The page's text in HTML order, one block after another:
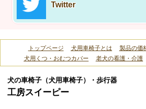
Twitter
トップページ 犬用車椅子とは 製品の価
犬用くつ・おむつカバー
老犬の看護・介護
犬の車椅子（犬用車椅子）・歩行器
工房スイーピー